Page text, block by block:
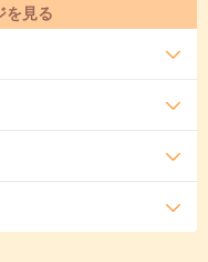
を見る